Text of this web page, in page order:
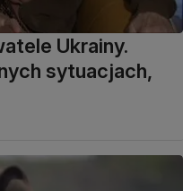
Ukrainy.
sytuacjach,